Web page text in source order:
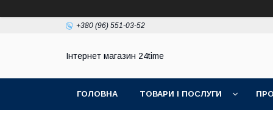
+380 (96) 551-03-52
Інтернет магазин 24time
ГОЛОВНА ТОВАРИ І ПОСЛУГИ